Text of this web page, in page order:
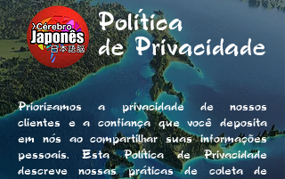
Política
de Privacidade
Priorizamos a privacidade de nossos
clientes e a confiança que você deposita
em nós ao compartilhar suas informações
pessoais. Esta Política de Privacidade
descreve nossas práticas de coleta de